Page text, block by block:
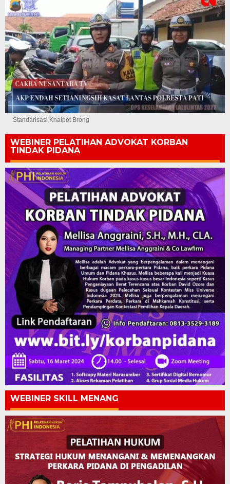
Standarisasi Knalpot Brong
WEBINER PELATIHAN ADVOKAT KORBAN
TINDAK PIDANA
WEBINER SKILL MENANG